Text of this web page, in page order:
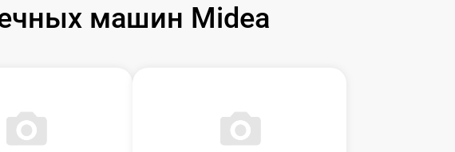
машин Midea